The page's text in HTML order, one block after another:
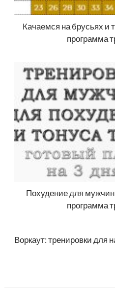
Качаемся на брусьях и
программа
Похудение для
программа
Воркаут: тренировки для